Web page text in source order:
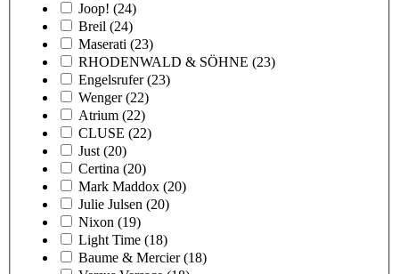
Joop! (24)
Breil (24)
Maserati (23)
RHODENWALD & SÖHNE (23)
Engelsrufer (23)
Wenger (22)
Atrium (22)
CLUSE (22)
Just (20)
Certina (20)
Mark Maddox (20)
Julie Julsen (20)
Nixon (19)
Light Time (18)
Baume & Mercier (18)